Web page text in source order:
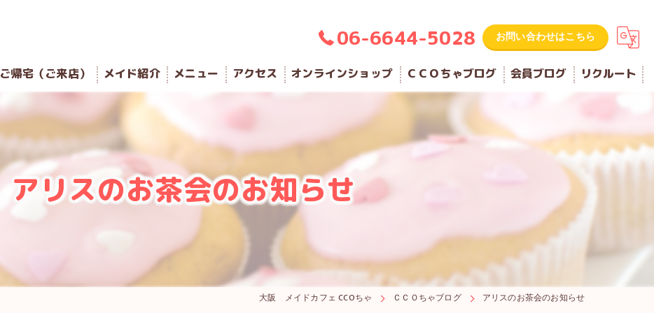
06-6644-5028 お問い合わせはこちら
ご帰宅（ご来店） メイド紹介 メニュー アクセス オンラインショップ ＣＣＯちゃブログ 会員ブログ リクルート
アリスのお茶会のお知らせ
大阪 メイドカフェ CCOちゃ ＣＣＯちゃブログ アリスのお茶会のお知らせ